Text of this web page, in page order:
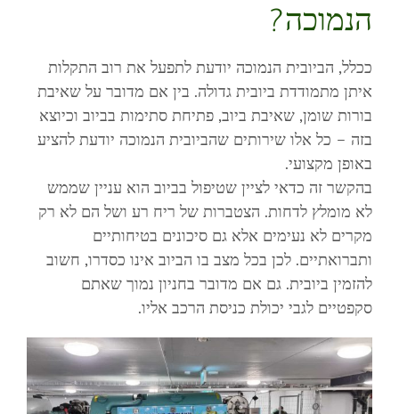
הנמוכה?
ככלל, הביובית הנמוכה יודעת לתפעל את רוב התקלות
איתן מתמודדת ביובית גדולה. בין אם מדובר על שאיבת
בורות שומן, שאיבת ביוב, פתיחת סתימות בביוב וכיוצא
בזה – כל אלו שירותים שהביובית הנמוכה יודעת להציע
באופן מקצועי.
בהקשר זה כדאי לציין שטיפול בביוב הוא עניין שממש
לא מומלץ לדחות. הצטברות של ריח רע ושל הם לא רק
מקרים לא נעימים אלא גם סיכונים בטיחותיים
ותברואתיים. לכן בכל מצב בו הביוב אינו כסדרו, חשוב
להזמין ביובית. גם אם מדובר בחניון נמוך שאתם
סקפטיים לגבי יכולת כניסת הרכב אליו.